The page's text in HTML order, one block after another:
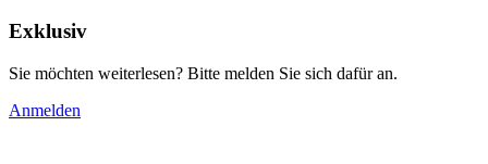
Exklusiv
Sie möchten weiterlesen? Bitte melden Sie sich dafür an.
Anmelden